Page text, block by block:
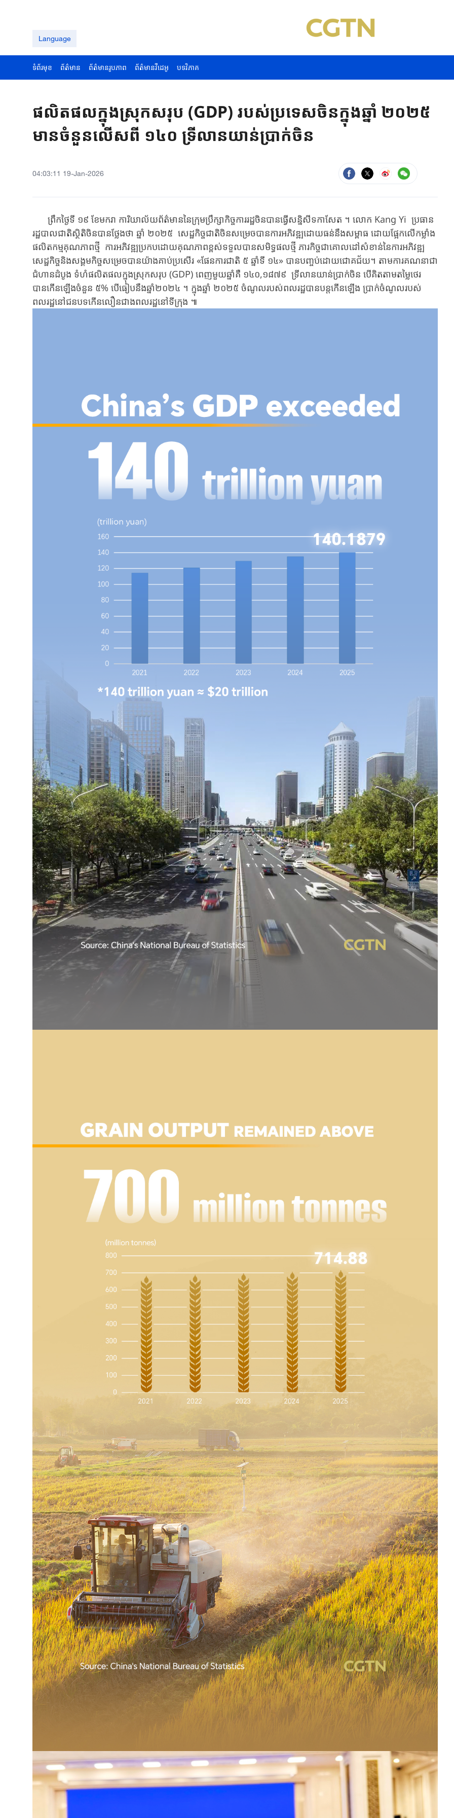
Language
ទំព័រមុខ ព័ត៌មាន ព័ត៌មានរូបភាព ព័ត៌មានវីដេអូ បទវិភាគ
ផលិតផលក្នុងស្រុកសរុប (GDP) របស់ប្រទេសចិនក្នុងឆ្នាំ ២០២៥
មានចំនួនលើសពី ១៤០ ទ្រីលានយាន់ប្រាក់ចិន
04:03:11 19-Jan-2026
ព្រឹក​ថ្ងៃទី ១៩ ខែមករា ​​ការិយាល័យ​ព័ត៌មាន​នៃ​ក្រុមប្រឹក្សា​កិច្ចការ​រដ្ឋចិន​បាន​ធ្វើ​សន្និសីទ​កាសែត​ ។ ​លោក Kang Yi ​​ប្រធាន​
រដ្ឋបាលជាតិស្ថិតិចិន​បាន​ថ្លែង​ថា ​ឆ្នាំ ២០២៥ ​សេដ្ឋកិច្ច​ជាតិចិន​សម្រេច​បាន​​ការ​អភិវឌ្ឍ​​ដោយ​ធន់នឹង​​សម្ពាធ​ ​ដោយផ្អែក​លើ​កម្លាំង​
ផលិតកម្ម​គុណភាព​​ថ្មី​ ​​ ​​ការអភិវឌ្ឍ​ប្រកបដោយ​គុណភាព​ខ្ពស់​ទទួលបាន​សមិទ្ធផល​ថ្មី ​​ភារកិច្ច​ជា​​គោលដៅសំខាន់​នៃ​ការអភិវឌ្ឍ​
សេដ្ឋកិច្ចនិងសង្គមកិច្ច​​​សម្រេច​បាន​​​យ៉ាងគាប់ប្រសើរ ​​«ផែនការជាតិ​ ៥ ឆ្នាំទី ១៤» បាន​​បញ្ចប់ដោយជោគជ័យ​។ ​​តាម​ការគណនា​ជា​
ជំហានដំបូង ​ទំហំ​ផលិតផល​ក្នុងស្រុកសរុប (GDP) ​ពេញ​មួយ​ឆ្នាំ​គឺ ​១៤០,១៨៧៩ ​ទី្រលាន​យាន់ប្រាក់ចិន ​​បើ​គិតតាម​តម្លៃ​ថេរ ​​
បានកើនឡើង​ចំនួន ៥% ​បើធៀបនឹងឆ្នាំ​២០២៤ ​។ ​​ក្នុងឆ្នាំ ២០២៥ ​​ចំណូល​របស់​​ពលរដ្ឋ​បាន​​បន្ត​កើនឡើង​ ​​ប្រាក់ចំណូល​របស់​​
ពលរដ្ឋ​នៅជនបទ​កើន​លឿនជាង​ពលរដ្ឋ​នៅទីក្រុង ៕​